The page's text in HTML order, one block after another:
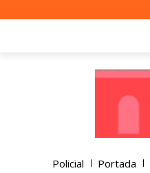
Policial Portada